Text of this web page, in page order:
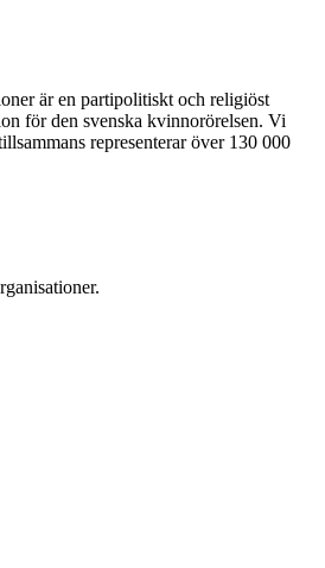
är en partipolitiskt och religiöst
för den svenska kvinnorörelsen. Vi
representerar över 130 000